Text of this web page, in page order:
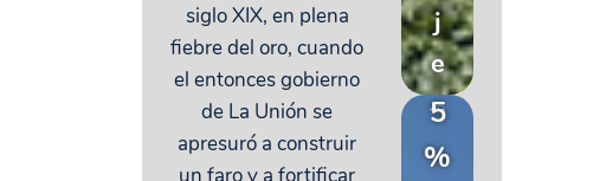
siglo XIX, en plena
fiebre del oro, cuando
el entonces gobierno
de La Unión se
apresuró a construir
j
e
5
%